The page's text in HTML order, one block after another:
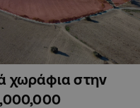
χωράφια στην